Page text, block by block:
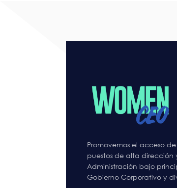
Promovemos el acceso
puestos de alta dirección
Administración bajo
Gobierno Corporativo y